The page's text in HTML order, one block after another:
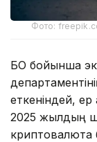
Фото:
БҚО бойынша
еткеніндей,
2025 жылдың